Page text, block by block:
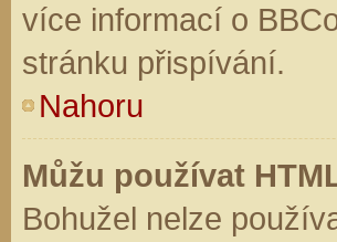
více informací o
stránku přispívání.
Nahoru
Můžu používat
Bohužel nelze